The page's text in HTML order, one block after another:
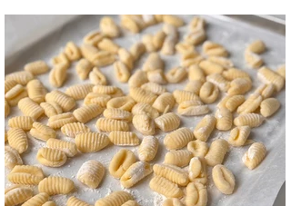
trabajo y picotear a cualquier hora del
día, los croutons para otras ensaladas y
el aderezo que explota de sabor para
levantar cualquier plato! INGREDIENTES
Para el pollo: pechuga de pollo 2 u,
huevos 2 u, curry , pimienta negra c/n,
sal c/n, pan rallado y semillas de sesamo
Para el aderezo: Mostaza 1 cdta, dientes
de ajo 1 u, salsa inglesa 1 cdta, ju